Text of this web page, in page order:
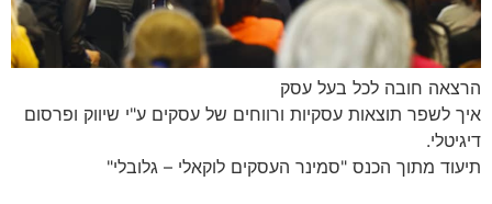
הרצאה חובה לכל בעל עסק
איך לשפר תוצאות עסקיות ורווחים של עסקים ע"י שיווק ופרסום
דיגיטלי.
תיעוד מתוך הכנס "סמינר העסקים לוקאלי – גלובלי"​